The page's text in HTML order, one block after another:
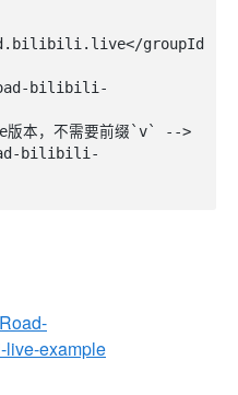
groupId
live-example